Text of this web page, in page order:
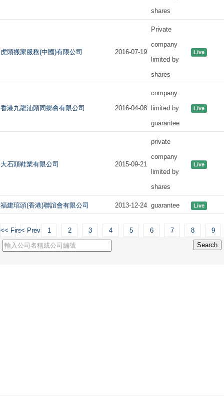
shares
虎頭搬家服務(中國)有限公司 2016-07-19
Private
company
limited by
shares
Live
香港九龍汕頭同鄉會有限公司 2016-04-08
company
limited by
guarantee
Live
大石頭鞋業有限公司 2015-09-21
private
company
limited by
shares
Live
福建琯頭(香港)聯誼會有限公司 2013-12-24 guarantee Live
<< First< Previous1 2 3 4 5 6 7 8 9